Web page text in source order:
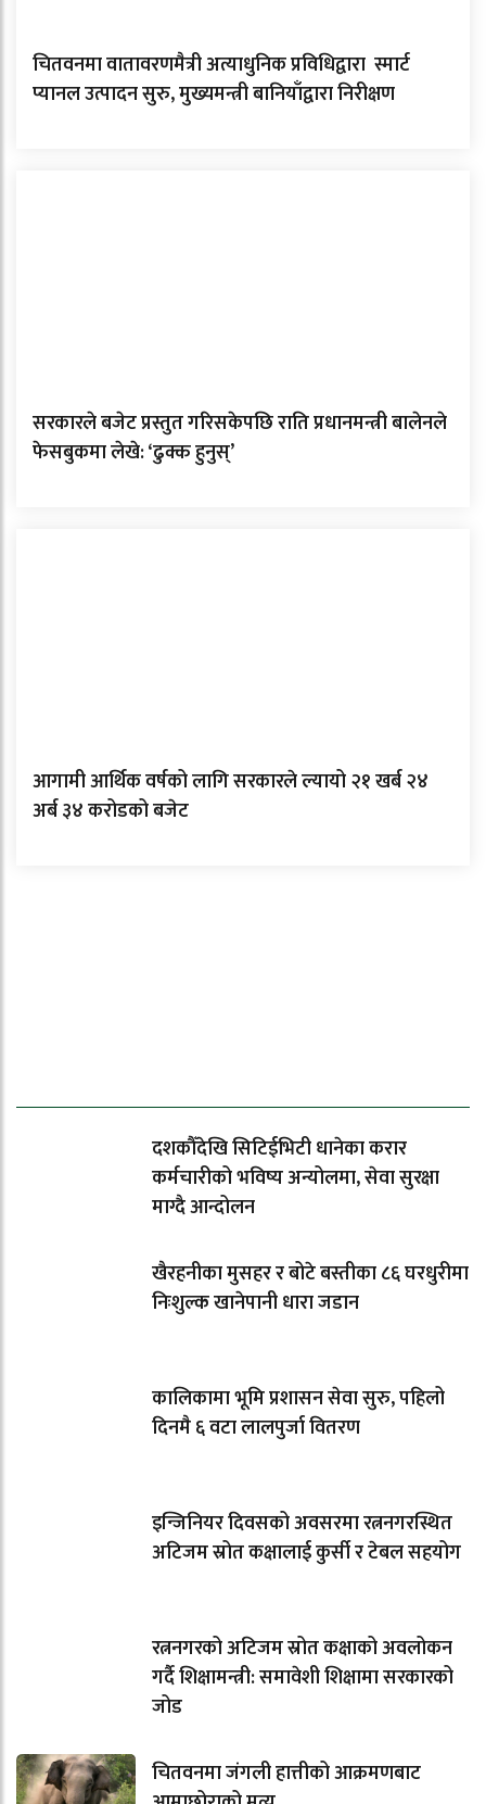
चितवनमा वातावरणमैत्री अत्याधुनिक प्रविधिद्वारा स्मार्ट
प्यानल उत्पादन सुरु, मुख्यमन्त्री बानियाँद्वारा निरीक्षण
सरकारले बजेट प्रस्तुत गरिसकेपछि राति प्रधानमन्त्री बालेनले
फेसबुकमा लेखे: ‘ढुक्क हुनुस्’
आगामी आर्थिक वर्षको लागि सरकारले ल्यायो २१ खर्ब २४
अर्ब ३४ करोडको बजेट
दशकौँदेखि सिटिईभिटी धानेका करार
कर्मचारीको भविष्य अन्योलमा, सेवा सुरक्षा
माग्दै आन्दोलन
खैरहनीका मुसहर र बोटे बस्तीका ८६ घरधुरीमा
निःशुल्क खानेपानी धारा जडान
कालिकामा भूमि प्रशासन सेवा सुरु, पहिलो
दिनमै ६ वटा लालपुर्जा वितरण
इन्जिनियर दिवसको अवसरमा रत्ननगरस्थित
अटिजम स्रोत कक्षालाई कुर्सी र टेबल सहयोग
रत्ननगरको अटिजम स्रोत कक्षाको अवलोकन
गर्दै शिक्षामन्त्री: समावेशी शिक्षामा सरकारको
जोड
चितवनमा जंगली हात्तीको आक्रमणबाट